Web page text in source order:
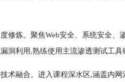
炼。聚焦Web安全、系统安全、
洞利用,熟练使用主流渗透测试工
融合。进入课程深水区,涵盖内网